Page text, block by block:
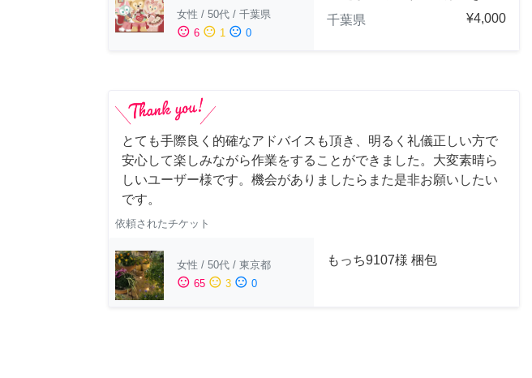
女性 / 50代 / 千葉県
sentiment_satisfied 6 sentiment_neutral 1 sentiment_dissatisfied 0
千葉県
¥4,000
とても手際良く的確なアドバイスも頂き、明るく礼儀正しい方で
安心して楽しみながら作業をすることができました。大変素晴ら
しいユーザー様です。機会がありましたらまた是非お願いしたい
です。
依頼されたチケット
女性 / 50代 / 東京都
sentiment_satisfied 65 sentiment_neutral 3 sentiment_dissatisfied 0
もっち9107様 梱包